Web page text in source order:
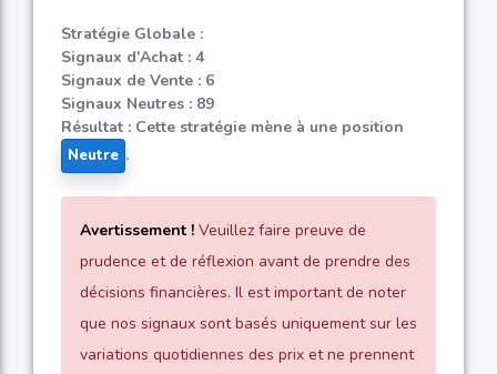
Stratégie Globale :
Signaux d'Achat : 4
Signaux de Vente : 6
Signaux Neutres : 89
Résultat : Cette stratégie mène à une position
Neutre .
Avertissement ! Veuillez faire preuve de
prudence et de réflexion avant de prendre des
décisions financières. Il est important de noter
que nos signaux sont basés uniquement sur les
variations quotidiennes des prix et ne prennent